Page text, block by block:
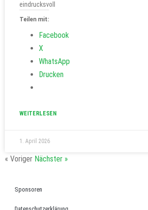
eindrucksvoll
Teilen mit:
Facebook
X
WhatsApp
Drucken
WEITERLESEN
1. April 2026
« Voriger Nächster »
Sponsoren